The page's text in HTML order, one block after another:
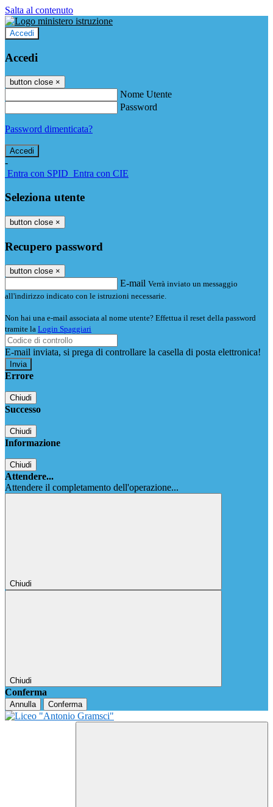
Salta al contenuto
Accedi
Accedi
button close ×
Nome Utente
Password
Password dimenticata?
-
Entra con SPID Entra con CIE
Seleziona utente
button close ×
Recupero password
button close ×
E-mail Verrà inviato un messaggio
all'indirizzo indicato con le istruzioni necessarie.
Non hai una e-mail associata al nome utente? Effettua il reset della password
tramite la Login Spaggiari
E-mail inviata, si prega di controllare la casella di posta elettronica!
Errore
Chiudi
Successo
Chiudi
Informazione
Chiudi
Attendere...
Attendere il completamento dell'operazione...
Chiudi
Chiudi
Conferma
Annulla Conferma